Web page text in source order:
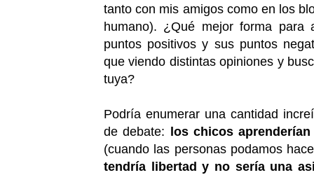
tanto con mis amigos como en los
humano). ¿Qué mejor forma para
puntos positivos y sus puntos
que viendo distintas opiniones y
tuya?
Podría enumerar una cantidad
de debate: los chicos
(cuando las personas podamos
tendría libertad y no sería una